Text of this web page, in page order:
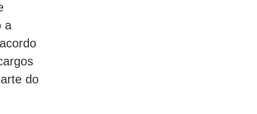
a
do